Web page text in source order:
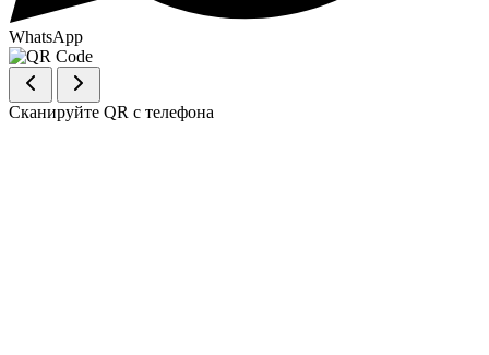
WhatsApp
Сканируйте QR с телефона